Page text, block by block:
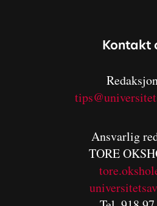
Kontakt
Ansvarlig
TORE